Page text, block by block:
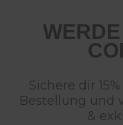
Sichere dir
Bestellung und
&